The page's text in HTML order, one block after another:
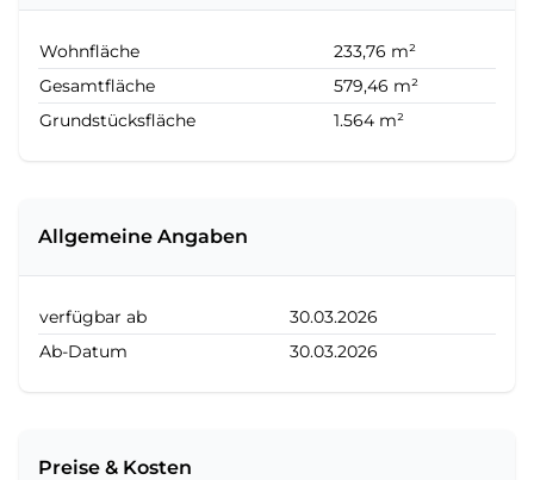
Wohnfläche
233,76 m²
Gesamtfläche
579,46 m²
Grundstücksfläche
1.564 m²
Allgemeine Angaben
verfügbar ab
30.03.2026
Ab-Datum
30.03.2026
Preise & Kosten